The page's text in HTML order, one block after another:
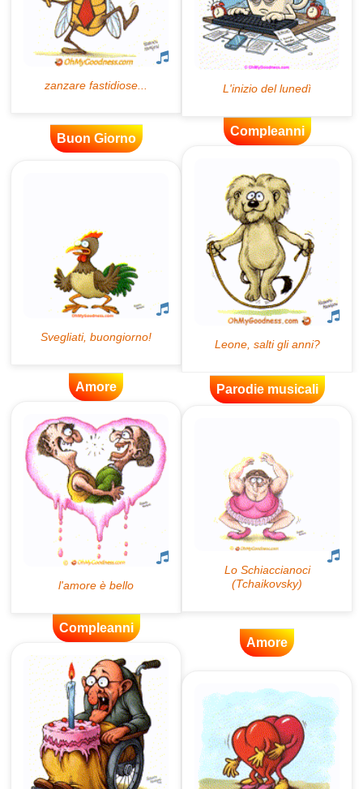
Buon Giorno
Compleanni
Amore Parodie musicali
Compleanni
Amore